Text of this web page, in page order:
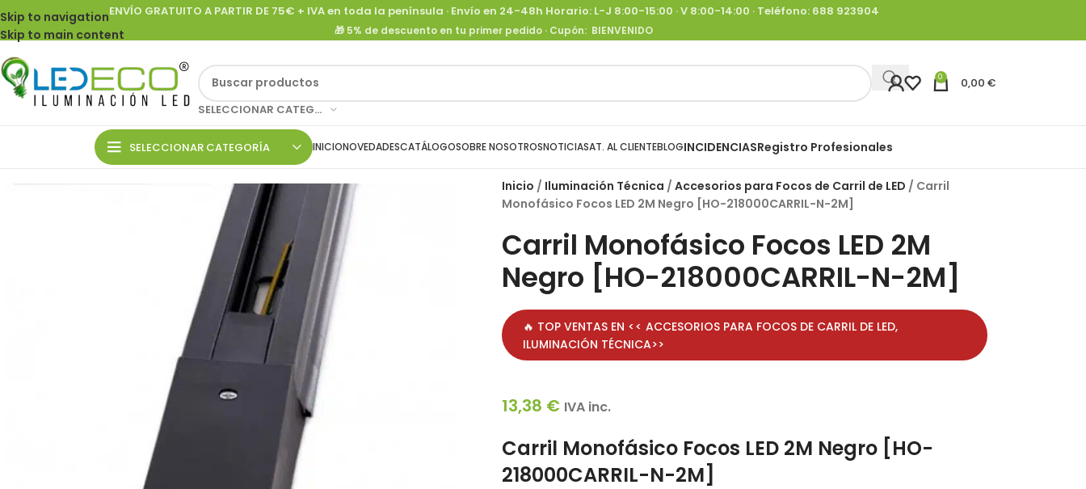
Skip to navigation
Skip to main content
ENVÍO GRATUITO A PARTIR DE 75€ + IVA en toda la península · Envío en 24-48h Horario: L-J 8:00-15:00 · V 8:00-14:00 · Teléfono: 688 923904
🎁 5% de descuento en tu primer pedido · Cupón: BIENVENIDO
SELECCIONAR CATEGORÍA
0 0,00 €
SELECCIONAR CATEGORÍA INICIONOVEDADESCATÁLOGOSOBRE NOSOTROSNOTICIASAT. AL CLIENTEBLOGINCIDENCIASRegistro Profesionales
Inicio Iluminación Técnica Accesorios para Focos de Carril de LED
Carril
Monofásico Focos LED 2M Negro [HO-218000CARRIL-N-2M]
Carril Monofásico Focos LED 2M
Negro [HO-218000CARRIL-N-2M]
🔥 TOP VENTAS EN << ACCESORIOS PARA FOCOS DE CARRIL DE LED,
ILUMINACIÓN TÉCNICA>>
13,38 € IVA inc.
Carril Monofásico Focos LED 2M Negro [HO-
218000CARRIL-N-2M]